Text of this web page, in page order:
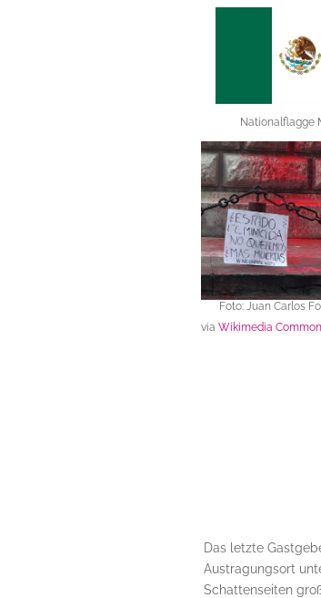
Nationalflagge
Foto: Juan Carlos
via Wikimedia
Das letzte
Austragungsort
Schattenseiten